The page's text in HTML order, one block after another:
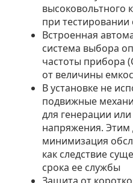
высоковольтного
при
Встроенная
система выбора
частоты прибора
от величины
В установке не
подвижные
для генерации
напряжения. Этим
минимизация
как следствие
срока ее службы